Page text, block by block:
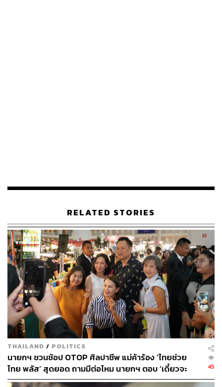
ตำแหน่ง ก.ตร. ผู้ทรงคุณวุฒิอย่างเป็นทางการ ทางสำนักงาน
ก.ตร. จะดำเนินการทำหนังสือแจ้งไปยัง วิตถวัลย์ สุนทรขจิต
อดีตอธิบดีกรมคุมประพฤติ ซึ่งได้รับการคัดเลือกให้เป็น ก.ตร.
ผู้ทรงคุณวุฒิ เข้ามารับตำแหน่งแทนสุจินต์ เพื่อเตรียมความ
พร้อมในการปฏิบัติหน้าที่และเข้าร่วมการประชุมในวาระ
ครั้งต่อไป
TAGS: อนุทิน ชาญวีรกูล
สุจินต์ ไชยชุมศักดิ์
ผู้ตรวจการแผ่นดิน
คณะกรรมการข้าราชการตำรวจ
การประชุม
กิตติ์รัฐ พันธุ์เพ็ชร์
นายกรัฐมนตรี
ตำรวจ
สำนักงานตำรวจแห่งชาติ กรมคุมประพฤติ
RELATED STORIES
THAILAND / POLITICS
นายกฯ ชวนช้อป OTOP ศิลปาชีพ แม่ค้าร้อง ‘ไทยช่วย
ไทย พลัส’ สุดยอด ถามมีต่อไหม นายกฯ ตอบ ‘เดี๋ยวจะ
พยายาม’
45